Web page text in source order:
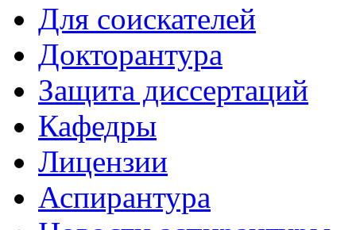
Для соискателей
Докторантура
Защита диссертаций
Кафедры
Лицензии
Аспирантура